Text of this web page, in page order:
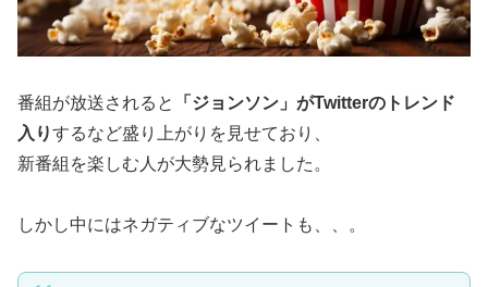
番組が放送されると
「ジョンソン」がTwitterのトレンド
入りするなど盛り上がりを見せており、
新番組を楽しむ人が大勢見られました。
しかし中にはネガティブなツイートも、、。